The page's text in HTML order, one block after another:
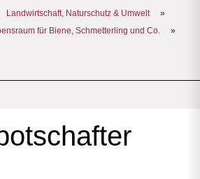
Landwirtschaft, Naturschutz & Umwelt
»
für Biene, Schmetterling und Co.
»